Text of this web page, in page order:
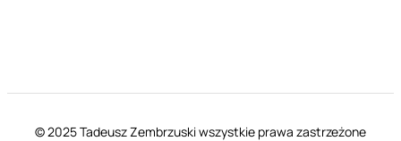
© 2025 Tadeusz Zembrzuski wszystkie prawa zastrzeżone